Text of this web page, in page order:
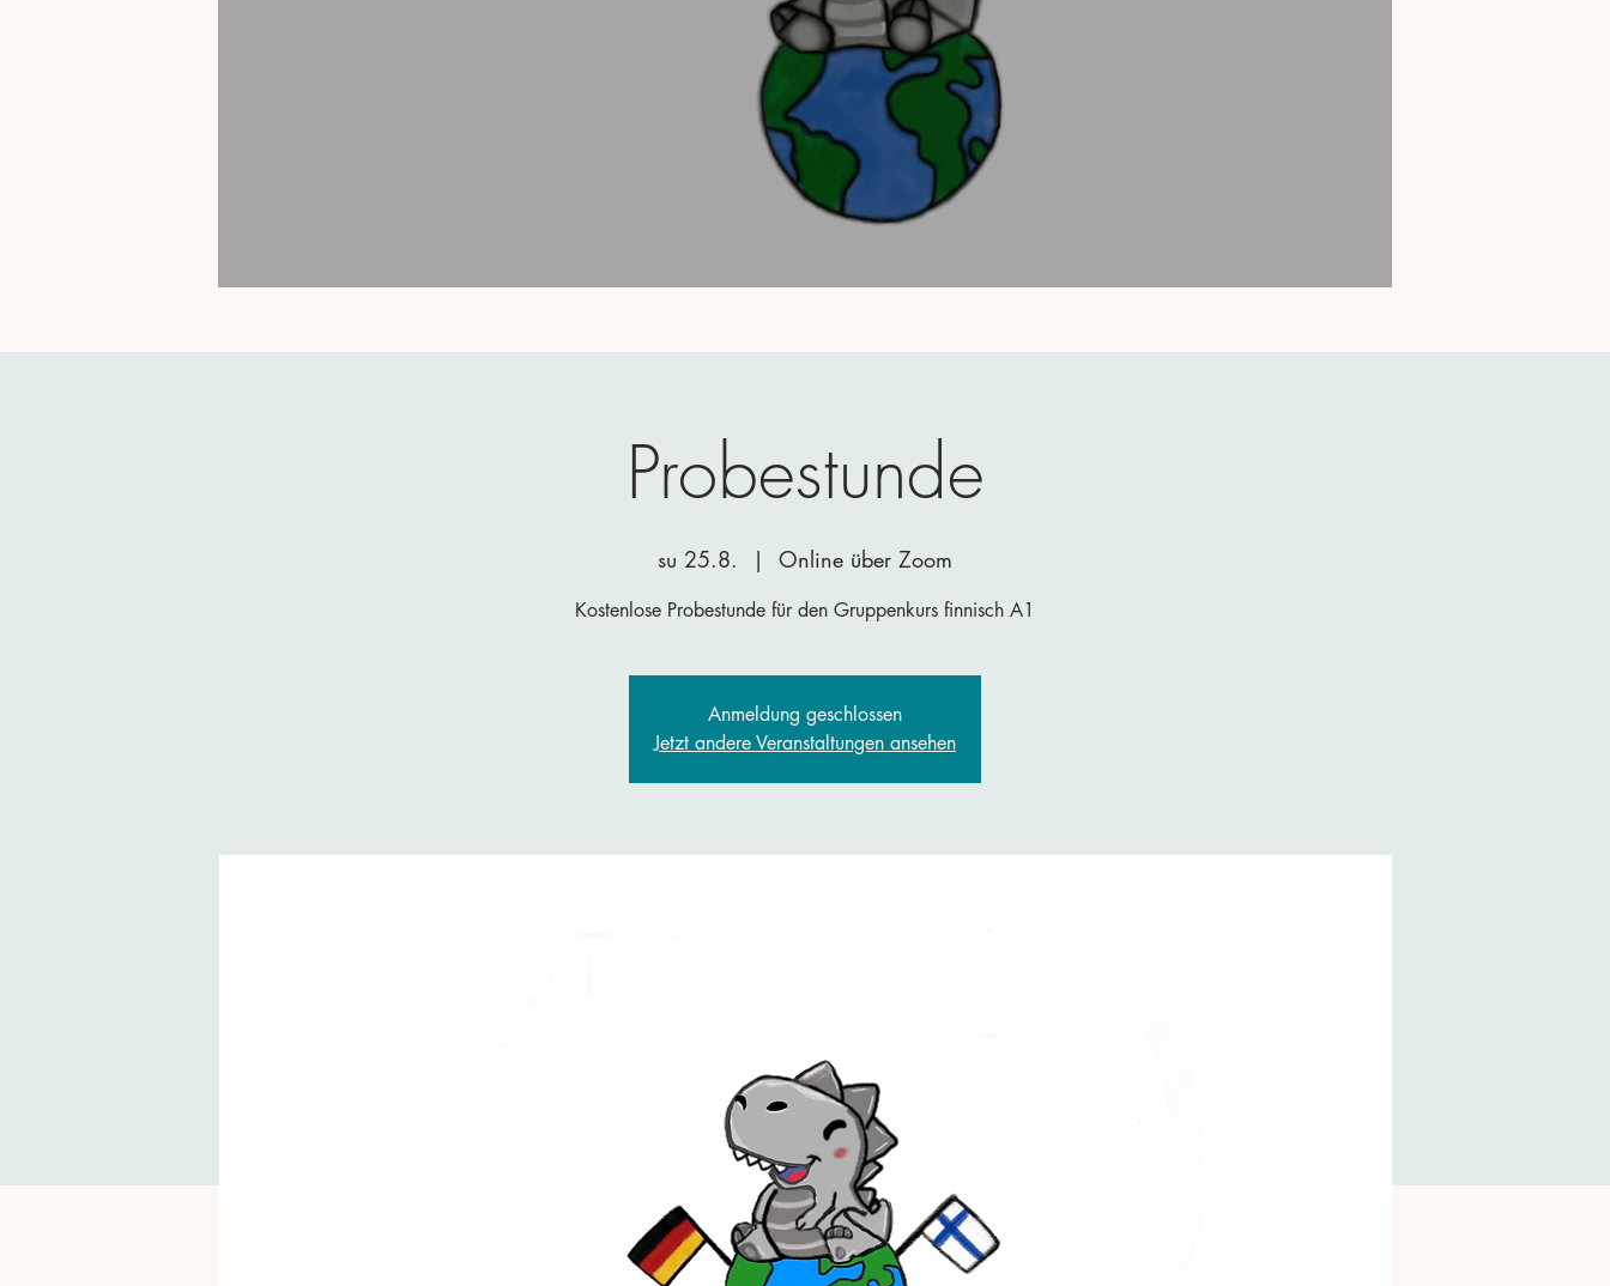
Probestunde
su 25.8.
  |
Online über Zoom
Kostenlose Probestunde für den Gruppenkurs finnisch A1
Anmeldung geschlossen
Jetzt andere Veranstaltungen ansehen